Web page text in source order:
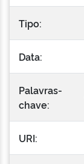
Tipo:
Data:
Palavras-
chave:
URI: